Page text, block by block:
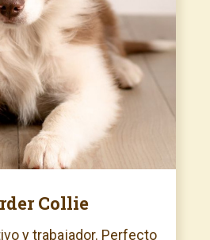
Collie
y trabajador. Perfecto